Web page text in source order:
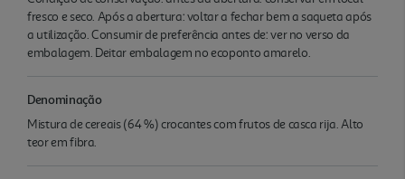
fresco e seco. Após a abertura: voltar a fechar bem a saqueta após
a utilização. Consumir de preferência antes de: ver no verso da
embalagem. Deitar embalagem no ecoponto amarelo.
Denominação
Mistura de cereais (64 %) crocantes com frutos de casca rija. Alto
teor em fibra.